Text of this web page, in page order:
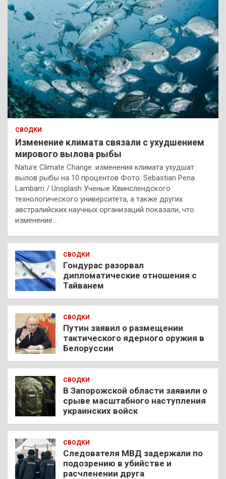
СВОДКИ
Изменение климата связали с ухудшением
мирового вылова рыбы
Nature Climate Change: изменения климата ухудшат
вылов рыбы на 10 процентов Фото: Sebastian Pena
Lambarri / Unsplash Ученые Квинслендского
технологического университета, а также других
австралийских научных организаций показали, что
изменение…
СВОДКИ
Гондурас разорвал
дипломатические отношения с
Тайванем
СВОДКИ
Путин заявил о размещении
тактического ядерного оружия в
Белоруссии
СВОДКИ
В Запорожской области заявили о
срыве масштабного наступления
украинских войск
СВОДКИ
Следователя МВД задержали по
подозрению в убийстве и
расчленении друга